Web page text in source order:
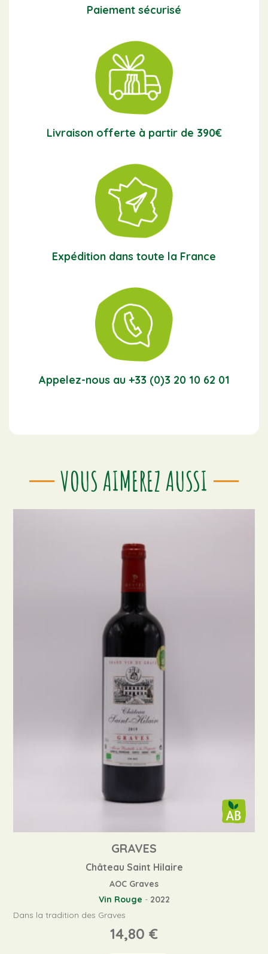
Paiement sécurisé
Livraison offerte à partir de 390€
Expédition dans toute la France
Appelez-nous au +33 (0)3 20 10 62 01
VOUS AIMEREZ AUSSI
GRAVES
Château Saint Hilaire
AOC Graves
Vin Rouge - 2022
Dans la tradition des Graves
14,80 €